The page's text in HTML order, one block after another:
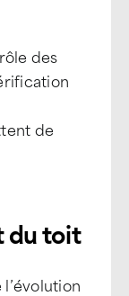
des
de
du toit